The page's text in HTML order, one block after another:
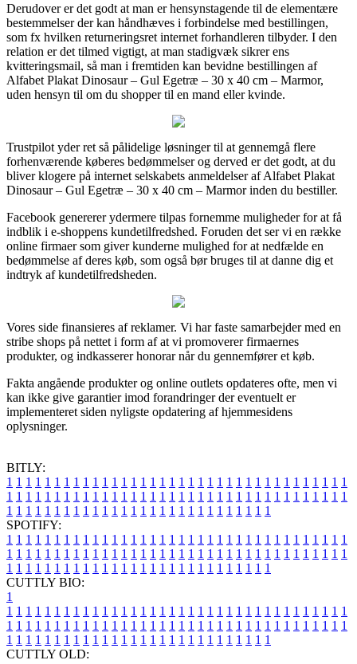
Derudover er det godt at man er hensynstagende til de elementære
bestemmelser der kan håndhæves i forbindelse med bestillingen,
som fx hvilken returneringsret internet forhandleren tilbyder. I den
relation er det tilmed vigtigt, at man stadigvæk sikrer ens
kvitteringsmail, så man i fremtiden kan bevidne bestillingen af
Alfabet Plakat Dinosaur – Gul Egetræ – 30 x 40 cm – Marmor,
uden hensyn til om du shopper til en mand eller kvinde.
Trustpilot yder ret så pålidelige løsninger til at gennemgå flere
forhenværende køberes bedømmelser og derved er det godt, at du
bliver klogere på internet selskabets anmeldelser af Alfabet Plakat
Dinosaur – Gul Egetræ – 30 x 40 cm – Marmor inden du bestiller.
Facebook genererer ydermere tilpas fornemme muligheder for at få
indblik i e-shoppens kundetilfredshed. Foruden det ser vi en række
online firmaer som giver kunderne mulighed for at nedfælde en
bedømmelse af deres køb, som også bør bruges til at danne dig et
indtryk af kundetilfredsheden.
Vores side finansieres af reklamer. Vi har faste samarbejder med en
stribe shops på nettet i form af at vi promoverer firmaernes
produkter, og indkasserer honorar når du gennemfører et køb.
Fakta angående produkter og online outlets opdateres ofte, men vi
kan ikke give garantier imod forandringer der eventuelt er
implementeret siden nyligste opdatering af hjemmesidens
oplysninger.
BITLY:
1 1 1 1 1 1 1 1 1 1 1 1 1 1 1 1 1 1 1 1 1 1 1 1 1 1 1 1 1 1 1 1 1 1 1 1
1 1 1 1 1 1 1 1 1 1 1 1 1 1 1 1 1 1 1 1 1 1 1 1 1 1 1 1 1 1 1 1 1 1 1 1
1 1 1 1 1 1 1 1 1 1 1 1 1 1 1 1 1 1 1 1 1 1 1 1 1 1 1 1
SPOTIFY:
1 1 1 1 1 1 1 1 1 1 1 1 1 1 1 1 1 1 1 1 1 1 1 1 1 1 1 1 1 1 1 1 1 1 1 1
1 1 1 1 1 1 1 1 1 1 1 1 1 1 1 1 1 1 1 1 1 1 1 1 1 1 1 1 1 1 1 1 1 1 1 1
1 1 1 1 1 1 1 1 1 1 1 1 1 1 1 1 1 1 1 1 1 1 1 1 1 1 1 1
CUTTLY BIO:
1
1 1 1 1 1 1 1 1 1 1 1 1 1 1 1 1 1 1 1 1 1 1 1 1 1 1 1 1 1 1 1 1 1 1 1 1
1 1 1 1 1 1 1 1 1 1 1 1 1 1 1 1 1 1 1 1 1 1 1 1 1 1 1 1 1 1 1 1 1 1 1 1
1 1 1 1 1 1 1 1 1 1 1 1 1 1 1 1 1 1 1 1 1 1 1 1 1 1 1 1
CUTTLY OLD: